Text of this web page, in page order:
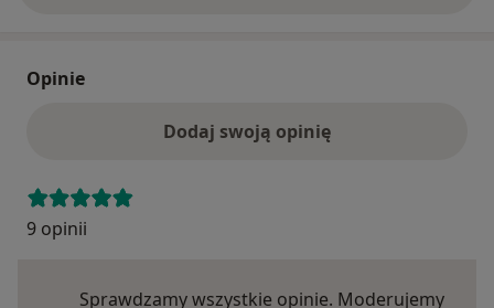
Opinie
Dodaj swoją opinię
9 opinii
Sprawdzamy wszystkie opinie. Moderujemy